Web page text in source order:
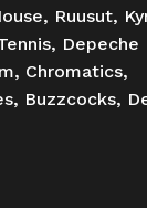
Ruusut,
Depeche
Chromatics,
Buzzcocks,